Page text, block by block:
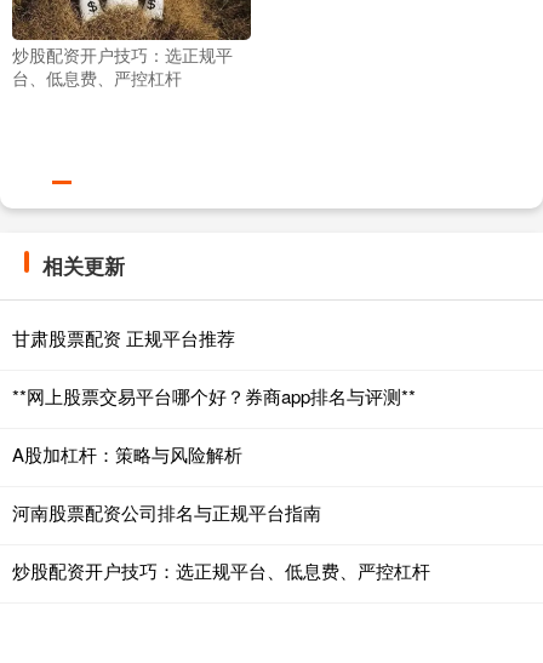
炒股配资开户技巧：选正规平
台、低息费、严控杠杆
相关更新
甘肃股票配资 正规平台推荐
**网上股票交易平台哪个好？券商app排名与评测**
A股加杠杆：策略与风险解析
河南股票配资公司排名与正规平台指南
炒股配资开户技巧：选正规平台、低息费、严控杠杆